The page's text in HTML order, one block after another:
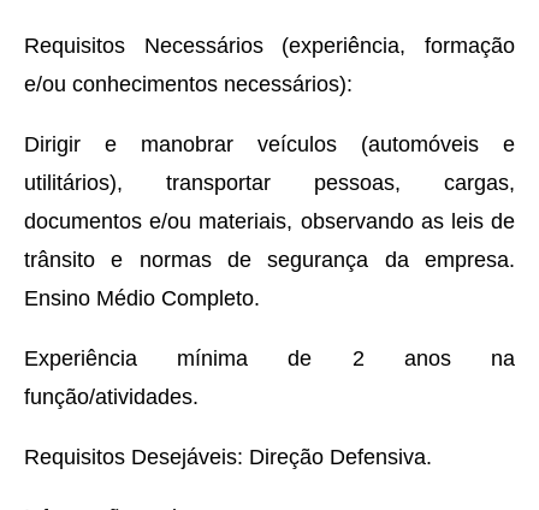
Requisitos Necessários (experiência, formação
e/ou conhecimentos necessários):
Dirigir e manobrar veículos (automóveis e
utilitários), transportar pessoas, cargas,
documentos e/ou materiais, observando as leis de
trânsito e normas de segurança da empresa.
Ensino Médio Completo.
Experiência mínima de 2 anos na
função/atividades.
Requisitos Desejáveis: Direção Defensiva.